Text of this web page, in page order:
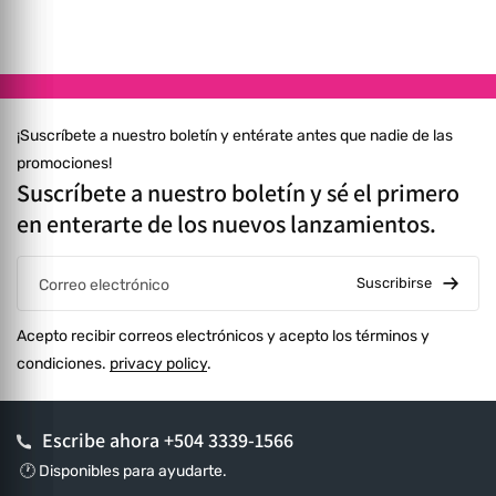
¡Suscríbete a nuestro boletín y entérate antes que nadie de las
promociones!
Suscríbete a nuestro boletín y sé el primero
en enterarte de los nuevos lanzamientos.
Correo electrónico Suscribirse
Acepto recibir correos electrónicos y acepto los términos y
condiciones. privacy policy.
Escribe ahora +504 3339-1566
🕐 Disponibles para ayudarte.